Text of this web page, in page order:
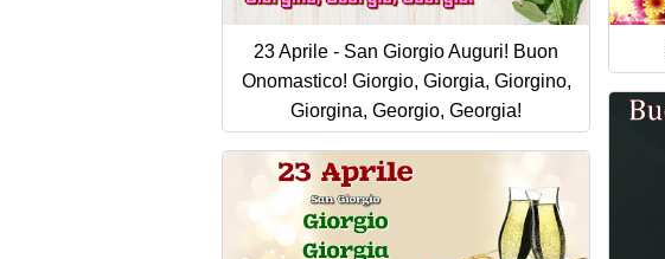
23 Aprile - San Giorgio Auguri! Buon
Onomastico! Giorgio, Giorgia, Giorgino,
Giorgina, Georgio, Georgia!